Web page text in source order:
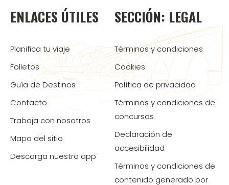
ENLACES ÚTILES
Planifica tu viaje
Folletos
Guía de Destinos
Contacto
Trabaja con nosotros
Mapa del sitio
Descarga nuestra app
SECCIÓN: LEGAL
Términos y condiciones
Cookies
Política de privacidad
Términos y condiciones de
concursos
Declaración de
accesibilidad
Términos y condiciones de
contenido generado por